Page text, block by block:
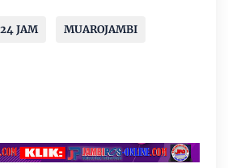
JAM MUAROJAMBI